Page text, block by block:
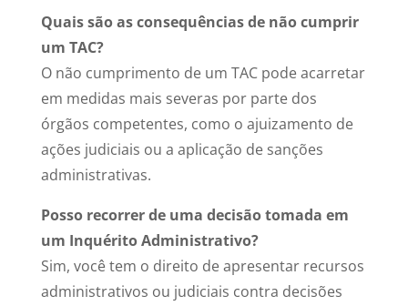
Quais são as consequências de não cumprir
um TAC?
O não cumprimento de um TAC pode acarretar
em medidas mais severas por parte dos
órgãos competentes, como o ajuizamento de
ações judiciais ou a aplicação de sanções
administrativas.
Posso recorrer de uma decisão tomada em
um Inquérito Administrativo?
Sim, você tem o direito de apresentar recursos
administrativos ou judiciais contra decisões